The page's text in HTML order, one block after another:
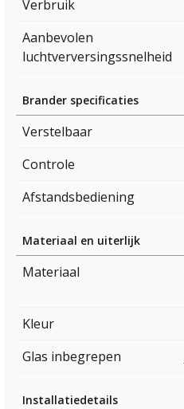
Verbruik
Aanbevolen
luchtverversingssnelheid
Brander specificaties
Verstelbaar
Controle
Afstandsbediening
Materiaal en uiterlijk
Materiaal
Kleur
Glas inbegrepen
Installatiedetails